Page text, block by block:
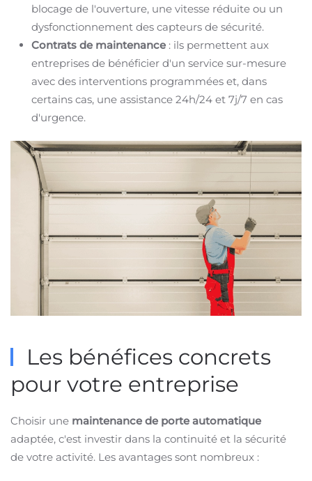
blocage de l'ouverture, une vitesse réduite ou un
dysfonctionnement des capteurs de sécurité.
Contrats de maintenance : ils permettent aux
entreprises de bénéficier d'un service sur-mesure
avec des interventions programmées et, dans
certains cas, une assistance 24h/24 et 7j/7 en cas
d'urgence.
Les bénéfices concrets
pour votre entreprise
Choisir une maintenance de porte automatique
adaptée, c'est investir dans la continuité et la sécurité
de votre activité. Les avantages sont nombreux :